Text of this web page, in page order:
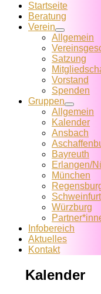
Startseite
Beratung
Verein
Allgemein
Satzung
Vorstand
Spenden
Gruppen
Allgemein
Kalender
Ansbach
Bayreuth
Erlangen/
München
Schweinfurt
Würzburg
Infobereich
Aktuelles
Kontakt
Kalender